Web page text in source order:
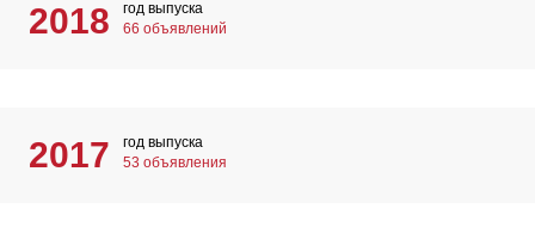
2018
год выпуска
66 объявлений
2017
год выпуска
53 объявления